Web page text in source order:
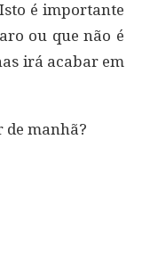
é importante
ou que não é
irá acabar em
de manhã?